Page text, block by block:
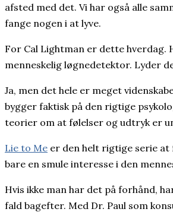
afsted med det. Vi har også alle
fange nogen i at lyve.
For Cal Lightman er dette hverdag.
menneskelig løgnedetektor. Lyder
Ja, men det hele er meget
bygger faktisk på den rigtige
teorier om at følelser og udtryk er
Lie to Me er den helt rigtige serie at
bare en smule interesse i den
Hvis ikke man har det på forhånd,
fald bagefter. Med Dr. Paul som